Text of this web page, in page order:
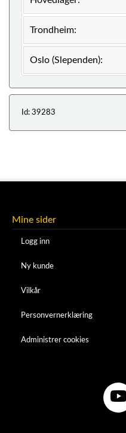
Trondheim:
Oslo (Slependen):
Id: 39283
Mine sider
Logg inn
Ny kunde
Vilkår
Personvernerklæring
Administrer cookies